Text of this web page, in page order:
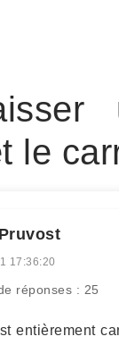
le
17:36:20
réponses : 25
entièrement